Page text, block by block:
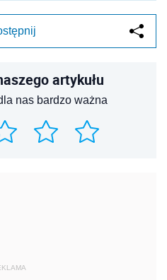
artykułu
nas bardzo ważna